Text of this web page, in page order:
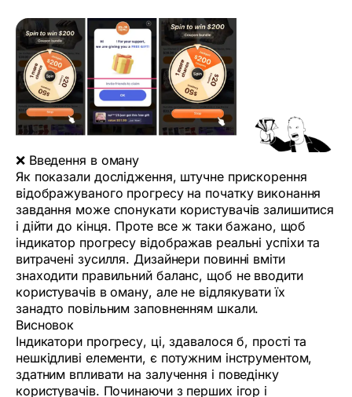
❌ Введення в оману
Як показали дослідження, штучне прискорення
відображуваного прогресу на початку виконання
завдання може спонукати користувачів залишитися
і дійти до кінця. Проте все ж таки бажано, щоб
індикатор прогресу відображав реальні успіхи та
витрачені зусилля. Дизайнери повинні вміти
знаходити правильний баланс, щоб не вводити
користувачів в оману, але не відлякувати їх
занадто повільним заповненням шкали.
Висновок
Індикатори прогресу, ці, здавалося б, прості та
нешкідливі елементи, є потужним інструментом,
здатним впливати на залучення і поведінку
користувачів. Починаючи з перших ігор і